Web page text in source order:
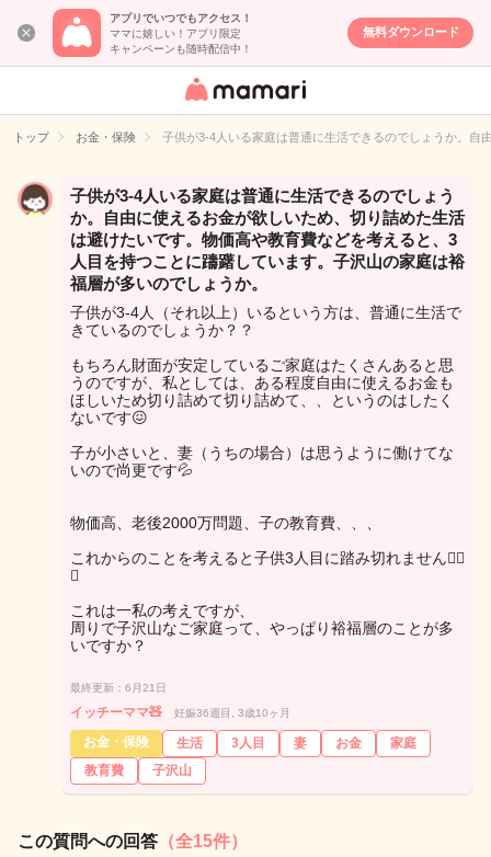
アプリでいつでもアクセス！
ママに嬉しい！アプリ限定
キャンペーンも随時配信中！
無料ダウンロード
女性専用匿名QA
イト
トップ お金・保険 子供が3-4人いる家庭は普通に生活できるのでしょうか。自
子供が3-4人いる家庭は普通に生活できるのでしょう
か。自由に使えるお金が欲しいため、切り詰めた生活
は避けたいです。物価高や教育費などを考えると、3
人目を持つことに躊躇しています。子沢山の家庭は裕
福層が多いのでしょうか。
子供が3-4人（それ以上）いるという方は、普通に生活で
きているのでしょうか？？
もちろん財面が安定しているご家庭はたくさんあると思
うのですが、私としては、ある程度自由に使えるお金も
ほしいため切り詰めて切り詰めて、、というのはしたく
ないです😖
子が小さいと、妻（うちの場合）は思うように働けてな
いので尚更です💦
物価高、老後2000万問題、子の教育費、、、
これからのことを考えると子供3人目に踏み切れません😵‍💫
💦
これは一私の考えですが、
周りで子沢山なご家庭って、やっぱり裕福層のことが多
いですか？
最終更新：6月21日
イッチーママ🧸 妊娠36週目, 3歳10ヶ月
お金・保険 生活 3人目 妻 お金
家庭
教育費
子沢山
この質問への回答 （全15件）